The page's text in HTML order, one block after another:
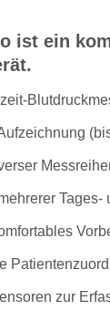
ist ein
zur